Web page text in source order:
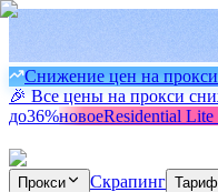
Снижение цен на прокси
🎉 Все цены на прокси
до36%новоеResidential Lite
Прокси Скрапинг